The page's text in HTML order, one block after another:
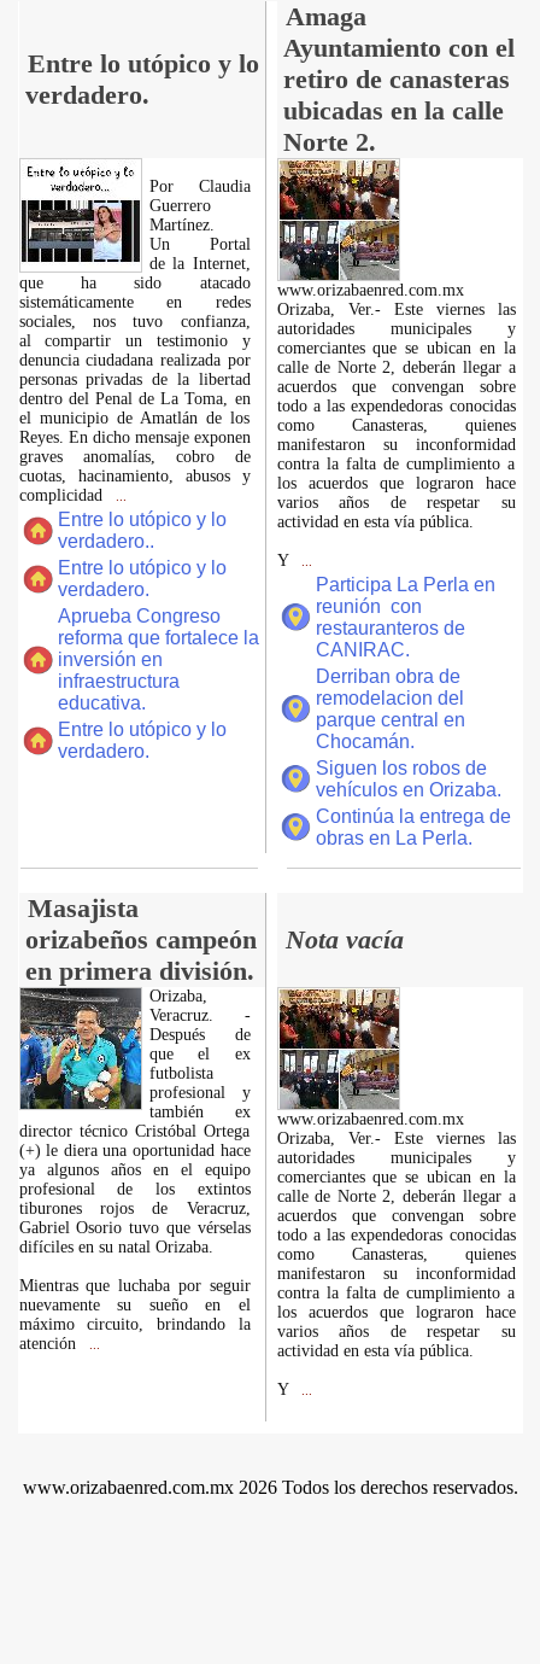
Entre lo utópico y lo
verdadero.
Amaga
Ayuntamiento con el
retiro de canasteras
ubicadas en la calle
Norte 2.
Por Claudia
Guerrero
Martínez.
​Un Portal
de la Internet,
que ha sido atacado
sistemáticamente en redes
sociales, nos tuvo confianza,
al compartir un testimonio y
denuncia ciudadana realizada por
personas privadas de la libertad
dentro del Penal de La Toma, en
el municipio de Amatlán de los
Reyes. En dicho mensaje exponen
graves anomalías, cobro de
cuotas, hacinamiento, abusos y
complicidad
Entre lo utópico y lo
verdadero..
Entre lo utópico y lo
verdadero.
Aprueba Congreso
reforma que fortalece la
inversión en
infraestructura
educativa.
Entre lo utópico y lo
verdadero.
www.orizabaenred.com.mx
Orizaba, Ver.- Este viernes las
autoridades municipales y
comerciantes que se ubican en la
calle de Norte 2, deberán llegar a
acuerdos que convengan sobre
todo a las expendedoras conocidas
como Canasteras, quienes
manifestaron su inconformidad
contra la falta de cumplimiento a
los acuerdos que lograron hace
varios años de respetar su
actividad en esta vía pública.
Y
Participa La Perla en
reunión con
restauranteros de
CANIRAC.
Derriban obra de
remodelacion del
parque central en
Chocamán.
Siguen los robos de
vehículos en Orizaba.
Continúa la entrega de
obras en La Perla.
Masajista
orizabeños campeón
en primera división.
Nota vacía
Orizaba,
Veracruz. -
Después de
que el ex
futbolista
profesional y
también ex
director técnico Cristóbal Ortega
(+) le diera una oportunidad hace
ya algunos años en el equipo
profesional de los extintos
tiburones rojos de Veracruz,
Gabriel Osorio tuvo que vérselas
difíciles en su natal Orizaba.
Mientras que luchaba por seguir
nuevamente su sueño en el
máximo circuito, brindando la
atención
www.orizabaenred.com.mx
Orizaba, Ver.- Este viernes las
autoridades municipales y
comerciantes que se ubican en la
calle de Norte 2, deberán llegar a
acuerdos que convengan sobre
todo a las expendedoras conocidas
como Canasteras, quienes
manifestaron su inconformidad
contra la falta de cumplimiento a
los acuerdos que lograron hace
varios años de respetar su
actividad en esta vía pública.
Y
www.orizabaenred.com.mx 2026 Todos los derechos reservados.